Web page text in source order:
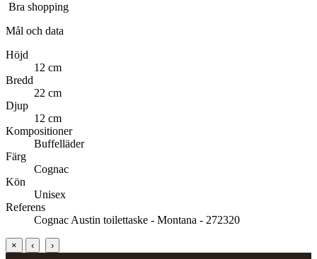
Bra shopping
Mål och data
Höjd
12 cm
Bredd
22 cm
Djup
12 cm
Kompositioner
Buffelläder
Färg
Cognac
Kön
Unisex
Referens
Cognac Austin toilettaske - Montana - 272320
× ‹ ›